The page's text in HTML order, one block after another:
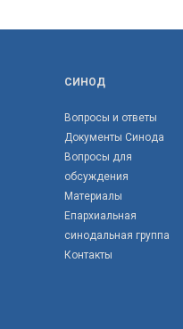
СИНОД
Вопросы и ответы
Документы Синода
Вопросы для
обсуждения
Материалы
Епархиальная
синодальная группа
Контакты